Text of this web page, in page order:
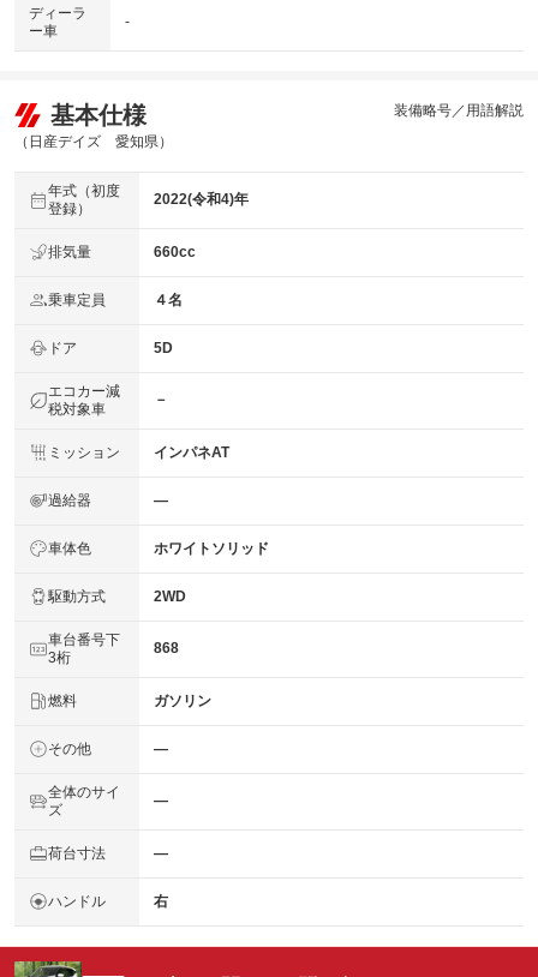
ディーラ
ー車
-
基本仕様
（日産デイズ 愛知県）
装備略号／用語解説
年式（初度
登録）
2022(令和4)年
排気量 660cc
乗車定員 ４名
ドア 5D
エコカー減
税対象車
－
ミッション インパネAT
過給器 ―
車体色 ホワイトソリッド
駆動方式 2WD
車台番号下
3桁
868
燃料 ガソリン
その他 ―
全体のサイ
ズ
―
荷台寸法 ―
ハンドル 右